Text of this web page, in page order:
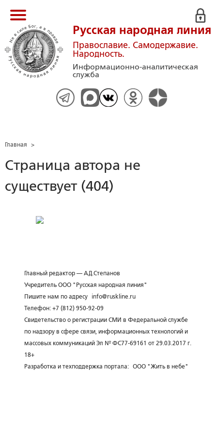
Русская народная линия
Православие. Самодержавие.
Народность.
Информационно-аналитическая
служба
Главная >
Страница автора не
существует (404)
Главный редактор — А.Д.Степанов
Учредитель ООО "Русская народная линия"
Пишите нам по адресу
info@ruskline.ru
Телефон: +7 (812) 950-92-09
Свидетельство о регистрации СМИ в Федеральной службе
по надзору в сфере связи, информационных технологий и
массовых коммуникаций Эл № ФС77-69161 от 29.03.2017 г.
18+
Разработка и техподдержка портала: ООО "Жить в небе"